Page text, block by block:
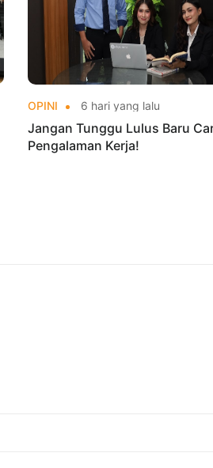
OPINI 6 hari yang lalu
Jangan Tunggu Lulus Baru
Pengalaman Kerja!